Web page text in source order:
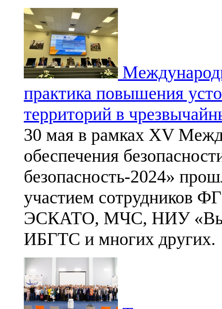
практика повышения
территорий в
30 мая в рамках XV
обеспечения
безопасность-2024»
участием
ЭСКАТО, МЧС, НИУ
ИБГТС и многих других.